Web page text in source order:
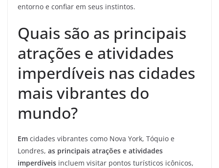
entorno e confiar em seus instintos.
Quais são as principais
atrações e atividades
imperdíveis nas cidades
mais vibrantes do
mundo?
Em cidades vibrantes como Nova York, Tóquio e
Londres, as principais atrações e atividades
imperdíveis incluem visitar pontos turísticos icônicos,